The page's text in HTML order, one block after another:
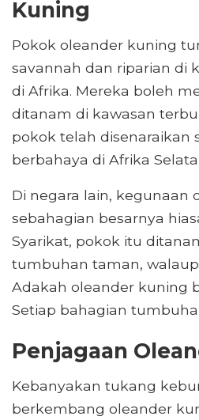
Kuning
Pokok oleander kuning
savannah dan riparian di
di Afrika. Mereka boleh
ditanam di kawasan
pokok telah disenaraikan
berbahaya di Afrika
Di negara lain, kegunaan
sebahagian besarnya
Syarikat, pokok itu
tumbuhan taman,
Adakah oleander kuning
Setiap bahagian
Penjagaan
Kebanyakan tukang
berkembang oleander